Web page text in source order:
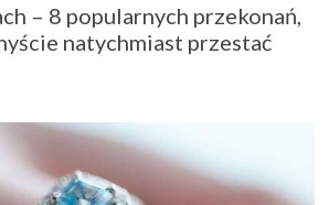
– 8 popularnych przekonań,
natychmiast przestać